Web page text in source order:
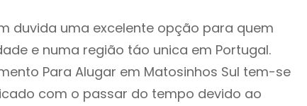
duvida uma excelente opção para quem
e numa região táo unica em Portugal.
Para Alugar em Matosinhos Sul tem-se
com o passar do tempo devido ao